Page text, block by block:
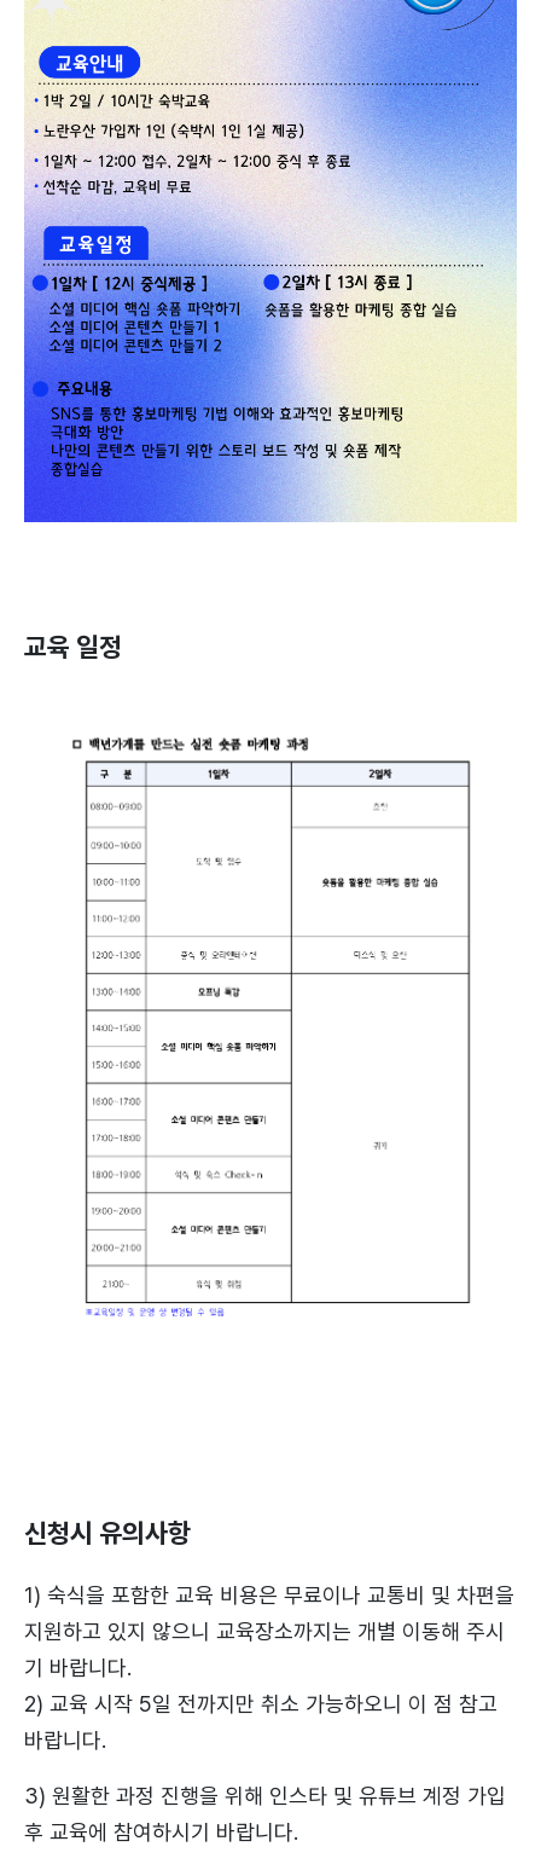
교육 일정
신청시 유의사항
1) 숙식을 포함한 교육 비용은 무료이나 교통비 및 차편을
지원하고 있지 않으니 교육장소까지는 개별 이동해 주시
기 바랍니다.
2) 교육 시작 5일 전까지만 취소 가능하오니 이 점 참고
바랍니다.
3) 원활한 과정 진행을 위해 인스타 및 유튜브 계정 가입
후 교육에 참여하시기 바랍니다.